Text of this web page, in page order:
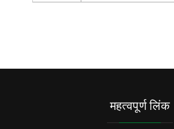
महत्वपूर्ण लिंक